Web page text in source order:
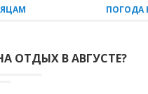
ПОГОДА
ОТДЫХ В АВГУСТЕ?